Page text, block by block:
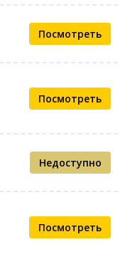
Посмотреть
Посмотреть
Недоступно
Посмотреть